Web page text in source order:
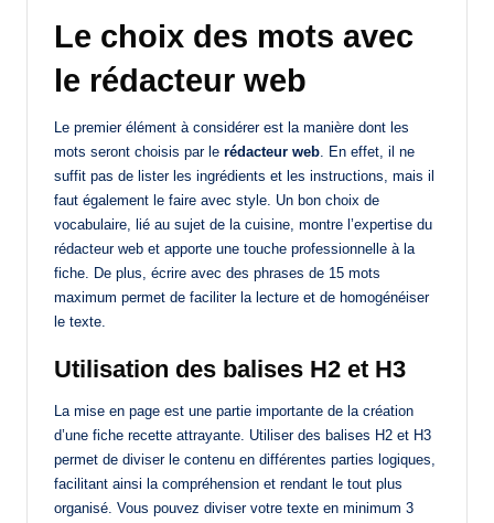
Le choix des mots avec
le rédacteur web
Le premier élément à considérer est la manière dont les
mots seront choisis par le rédacteur web. En effet, il ne
suffit pas de lister les ingrédients et les instructions, mais il
faut également le faire avec style. Un bon choix de
vocabulaire, lié au sujet de la cuisine, montre l’expertise du
rédacteur web et apporte une touche professionnelle à la
fiche. De plus, écrire avec des phrases de 15 mots
maximum permet de faciliter la lecture et de homogénéiser
le texte.
Utilisation des balises H2 et H3
La mise en page est une partie importante de la création
d’une fiche recette attrayante. Utiliser des balises H2 et H3
permet de diviser le contenu en différentes parties logiques,
facilitant ainsi la compréhension et rendant le tout plus
organisé. Vous pouvez diviser votre texte en minimum 3